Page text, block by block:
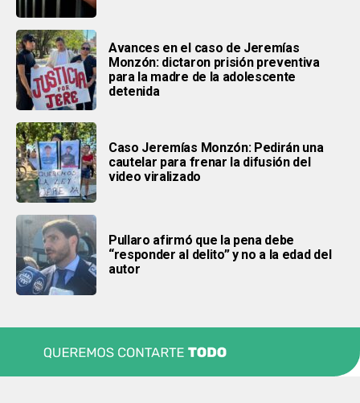
Avances en el caso de Jeremías
Monzón: dictaron prisión preventiva
para la madre de la adolescente
detenida
Caso Jeremías Monzón: Pedirán una
cautelar para frenar la difusión del
video viralizado
Pullaro afirmó que la pena debe
“responder al delito” y no a la edad del
autor